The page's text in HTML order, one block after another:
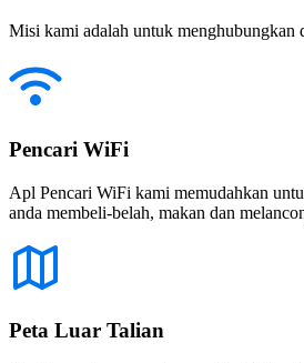
Misi kami adalah untuk menghubungkan
Pencari WiFi
Apl Pencari WiFi kami memudahkan
anda membeli-belah, makan dan
Peta Luar Talian